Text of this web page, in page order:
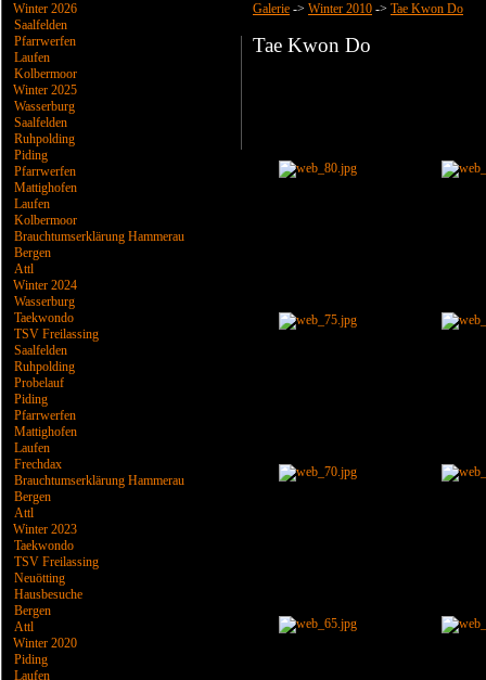
Winter 2026
Saalfelden
Pfarrwerfen
Laufen
Kolbermoor
Winter 2025
Wasserburg
Saalfelden
Ruhpolding
Piding
Pfarrwerfen
Mattighofen
Laufen
Kolbermoor
Brauchtumserklärung Hammerau
Bergen
Attl
Winter 2024
Wasserburg
Taekwondo
TSV Freilassing
Saalfelden
Ruhpolding
Probelauf
Piding
Pfarrwerfen
Mattighofen
Laufen
Frechdax
Brauchtumserklärung Hammerau
Bergen
Attl
Winter 2023
Taekwondo
TSV Freilassing
Neuötting
Hausbesuche
Bergen
Attl
Winter 2020
Piding
Laufen
Galerie -> Winter 2010 -> Tae Kwon Do
Tae Kwon Do